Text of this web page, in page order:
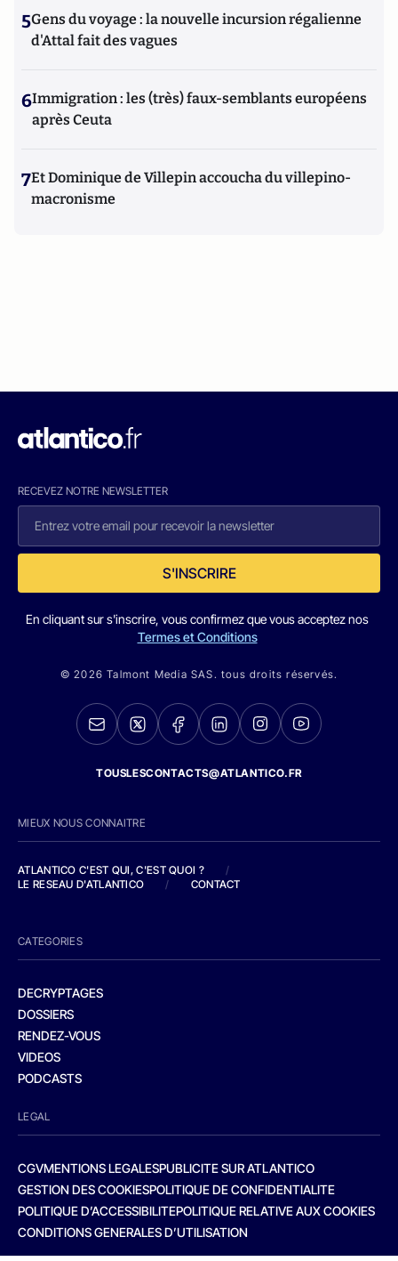
5Gens du voyage : la nouvelle incursion régalienne
d'Attal fait des vagues
6Immigration : les (très) faux-semblants européens
après Ceuta
7Et Dominique de Villepin accoucha du villepino-
macronisme
RECEVEZ NOTRE NEWSLETTER
S'INSCRIRE
En cliquant sur s'inscrire, vous confirmez que vous acceptez nos
Termes et Conditions
© 2026 Talmont Media SAS. tous droits réservés.
TOUSLESCONTACTS@ATLANTICO.FR
MIEUX NOUS CONNAITRE
ATLANTICO C'EST QUI, C'EST QUOI ?
/
LE RESEAU D'ATLANTICO
/ CONTACT
CATEGORIES
DECRYPTAGES
DOSSIERS
RENDEZ-VOUS
VIDEOS
PODCASTS
LEGAL
CGVMENTIONS LEGALESPUBLICITE SUR ATLANTICO
GESTION DES COOKIESPOLITIQUE DE CONFIDENTIALITE
POLITIQUE D’ACCESSIBILITEPOLITIQUE RELATIVE AUX COOKIES
CONDITIONS GENERALES D’UTILISATION